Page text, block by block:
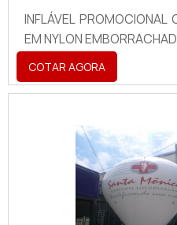
INFLÁVEL PROMOCIONAL
EM NYLON
COTAR AGORA